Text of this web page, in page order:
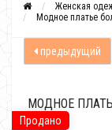
Женская
Модное платье
предыдущий
Продано
МОДНОЕ